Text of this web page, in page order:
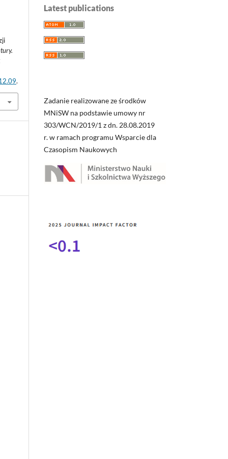
.
Latest publications
Zadanie realizowane ze środków
MNiSW na podstawie umowy nr
303/WCN/2019/1 z dn. 28.08.2019
r. w ramach programu Wsparcie dla
Czasopism Naukowych